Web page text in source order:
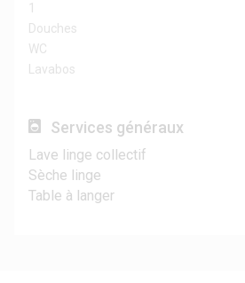
1
Douches
WC
Lavabos
Services généraux
Lave linge collectif
Sèche linge
Table à langer